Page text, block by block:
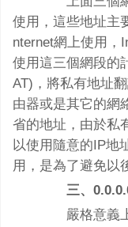
使用，這些地址主
nternet網上使用，
使用這三個網段的
AT)，將私有地址
由器或是其它的網
省的地址，由於私
以使用隨意的IP地
用，是為了避免以
三、
嚴格意義上